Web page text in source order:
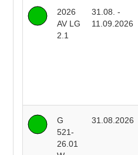
2026
AV LG
2.1
31.08. -
11.09.2026
G
521-
26.01
31.08.2026